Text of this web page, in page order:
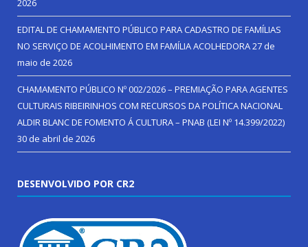
EDITAL DE CHAMAMENTO PÚBLICO PARA CADASTRO DE FAMÍLIAS
NO SERVIÇO DE ACOLHIMENTO EM FAMÍLIA ACOLHEDORA27 de
maio de 2026
CHAMAMENTO PÚBLICO Nº 002/2026 – PREMIAÇÃO PARA AGENTES
CULTURAIS RIBEIRINHOS COM RECURSOS DA POLÍTICA NACIONAL
ALDIR BLANC DE FOMENTO Á CULTURA – PNAB (LEI Nº 14.399/2022)
30 de abril de 2026
DESENVOLVIDO POR CR2